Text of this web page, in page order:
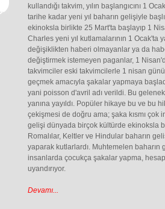
kullandığı takvim, yılın başlangıcını 1
tarihe kadar yeni yıl baharın gelişiyle
ekinoksla birlikte 25 Mart'ta başlayıp 1
Charles yeni yıl kutlamalarının 1 Ocak'ta
değişiklikten haberi olmayanlar ya da
değiştirmek istemeyen paganlar, 1
takvimciler eski takvimcilerle 1 nisan günü
geçmek amacıyla şakalar yapmaya
yani poisson d'avril adı verildi. Bu
yanına yayıldı. Popüler hikaye bu ve bu
çekişmesi de doğru ama; şaka kısmı çok
gelişi dünyada birçok kültürde ekinoksla
Romalılar, Keltler ve Hindular baharın
yaparak kutlarlardı. Muhtemelen baharın
insanlarda çocukça şakalar yapma,
uyandırıyor.
Devamı...